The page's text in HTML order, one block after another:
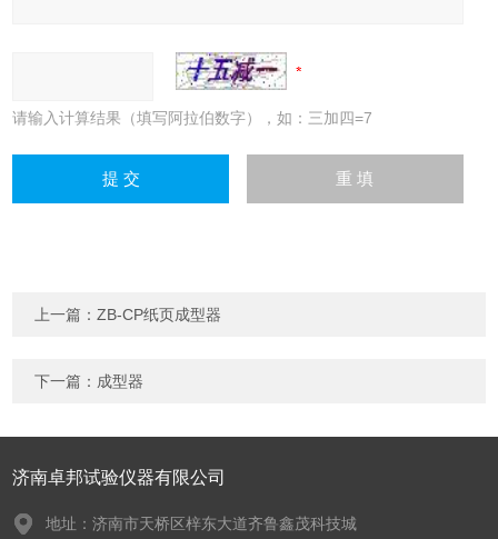
请输入计算结果（填写阿拉伯数字），如：三加四=7
上一篇：ZB-CP纸页成型器
下一篇： 成型器
济南卓邦试验仪器有限公司
地址：济南市天桥区梓东大道齐鲁鑫茂科技城